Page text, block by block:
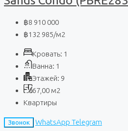
฿8 910 000
฿132 985/м2
Кровать: 1
Ванна: 1
Этажей: 9
67,00 м2
Квартиры
Звонок WhatsApp Telegram